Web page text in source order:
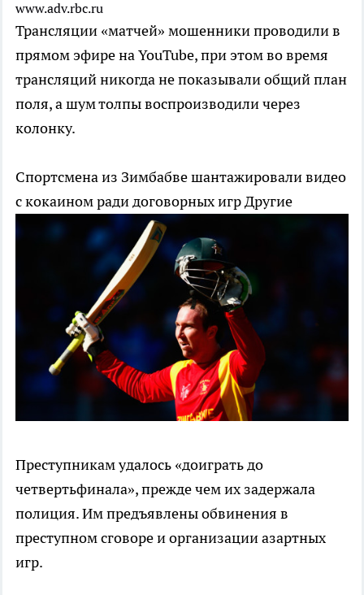
www.adv.rbc.ru
Трансляции «матчей» мошенники проводили в
прямом эфире на YouTube, при этом во время
трансляций никогда не показывали общий план
поля, а шум толпы воспроизводили через
колонку.
Спортсмена из Зимбабве шантажировали видео
с кокаином ради договорных игр Другие
Преступникам удалось «доиграть до
четвертьфинала», прежде чем их задержала
полиция. Им предъявлены обвинения в
преступном сговоре и организации азартных
игр.